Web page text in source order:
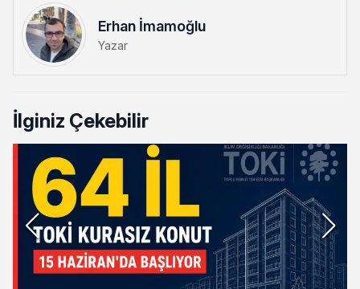
Erhan İmamoğlu
Yazar
İlginiz Çekebilir